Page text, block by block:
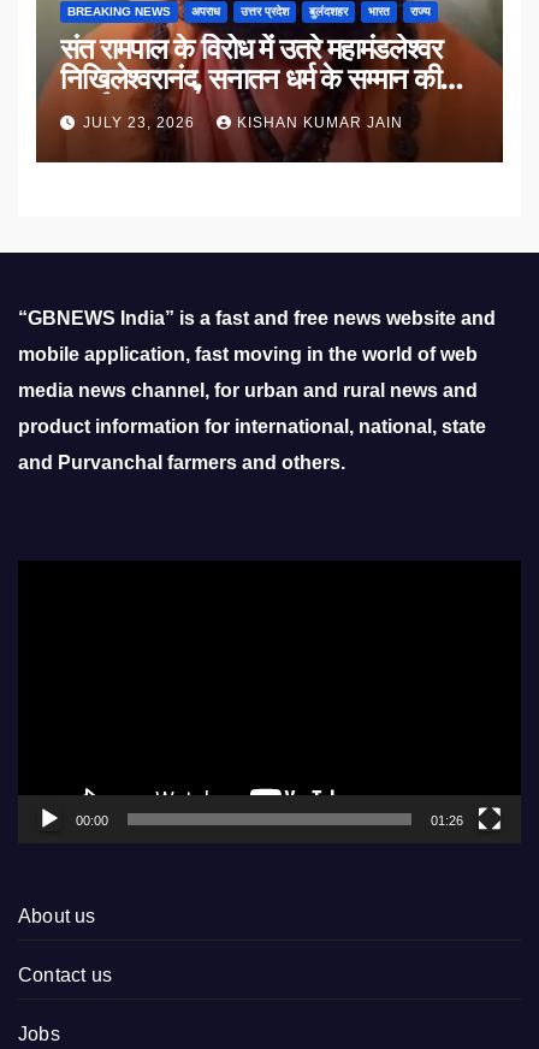
BREAKING NEWS अपराध उत्तर प्रदेश बुलंदशहर भारत राज्य
संत रामपाल के विरोध में उतरे महामंडलेश्वर
निखिलेश्वरानंद, सनातन धर्म के सम्मान की
उठाई मांग
JULY 23, 2026 KISHAN KUMAR JAIN
“GBNEWS India” is a fast and free news website and
mobile application, fast moving in the world of web
media news channel, for urban and rural news and
product information for international, national, state
and Purvanchal farmers and others.
00:00 01:26
About us
Contact us
Jobs